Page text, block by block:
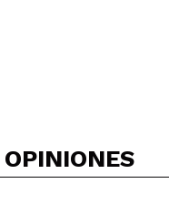
OPINIONES